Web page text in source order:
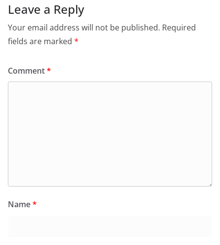
Leave a Reply
Your email address will not be published. Required
fields are marked *
Comment*
Name*